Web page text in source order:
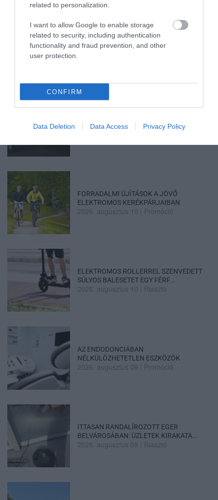
related to personalization.
I want to allow Google to enable storage
related to security, including authentication
functionality and fraud prevention, and other
user protection.
CONFIRM
Data Deletion Data Access Privacy Policy
HÉTFŐ ESTÉTŐL ÚJABB TURBINA TERMEL
ÁRAMOT PAKSON
TALÁLKOZNAK A TISZA AKTIV...
2026. augusztus 10 Mindenki ügye
FORRADALMI ÚJÍTÁSOK A JÖVŐ
ELEKTROMOS KERÉKPÁRJAIBAN
2026. augusztus 10 Promóció
ELEKTROMOS ROLLERREL SZENVEDETT
SÚLYOS BALESETET EGY FÉRF...
2026. augusztus 10 Riasztó
AZ ENDODONCIÁBAN
NÉLKÜLÖZHETETLEN ESZKÖZÖK
2026. augusztus 09 Promóció
ITTASAN RANDALÍROZOTT EGER
BELVÁROSÁBAN: ÜZLETEK KIRAKATA...
2026. augusztus 09 Riasztó